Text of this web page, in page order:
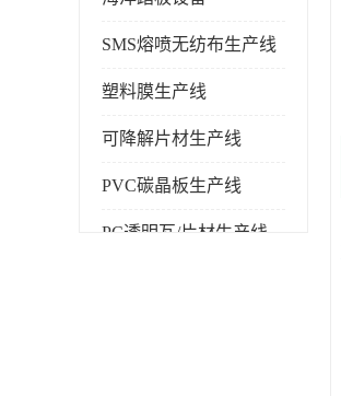
SMS熔喷无纺布生产线
塑料膜生产线
可降解片材生产线
PVC碳晶板生产线
PC透明瓦/片材生产线